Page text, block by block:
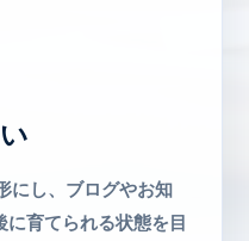
にし、ブログやお知
育てられる状態を目